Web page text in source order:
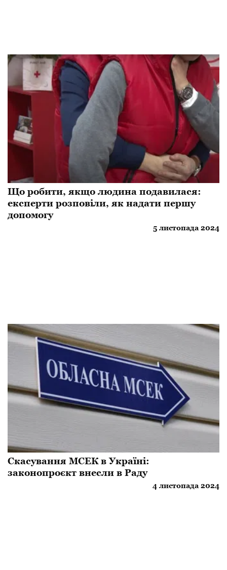
Що робити, якщо людина подавилася:
експерти розповіли, як надати першу
допомогу
5 листопада 2024
Скасування МСЕК в Україні:
законопроєкт внесли в Раду
4 листопада 2024